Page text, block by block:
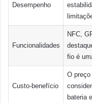
Desempenho
Funcionalidades
NFC,
fio é
Custo-benefício
O
bateria